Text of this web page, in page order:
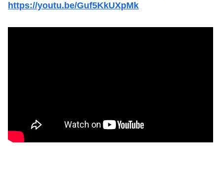
https://youtu.be/Guf5KkUXpMk